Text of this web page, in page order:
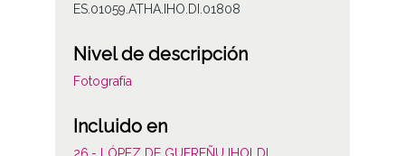
ES.01059.ATHA.IHO.DI.01808
Nivel de descripción
Fotografía
Incluido en
26.- LÓPEZ DE GUEREÑU IHOLDI